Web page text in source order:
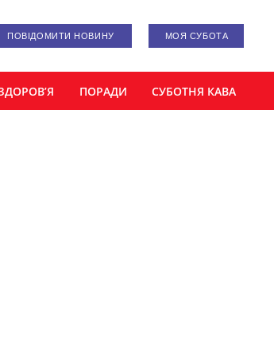
ПОВІДОМИТИ НОВИНУ МОЯ СУБОТА
ПОРАДИ СУБОТНЯ КАВА